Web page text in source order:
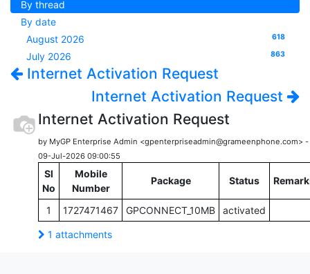
By thread
By date
August 2026
618
July 2026 863
Internet Activation Request
Internet Activation Request
Internet Activation Request
by MyGP Enterprise Admin <gpenterpriseadmin@grameenphone.com> -
09-Jul-2026 09:00:55
Sl
No
Mobile
Number
Package Status
1 1727471467 GPCONNECT_10MB activated
1 attachments